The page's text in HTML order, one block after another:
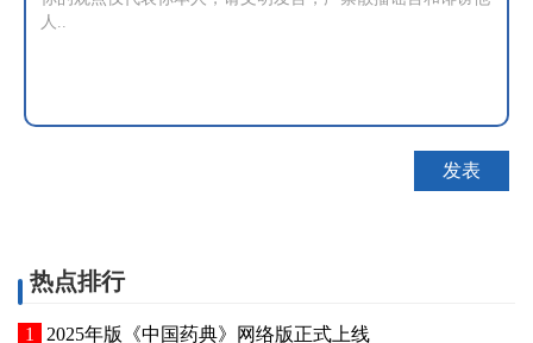
热点排行
2025年版《中国药典》网络版正式上线